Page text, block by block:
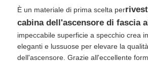
È un materiale di prima scelta per
cabina dell'ascensore di fascia
impeccabile superficie a specchio crea
eleganti e lussuose per elevare la
dell'ascensore. Grazie all'eccellente